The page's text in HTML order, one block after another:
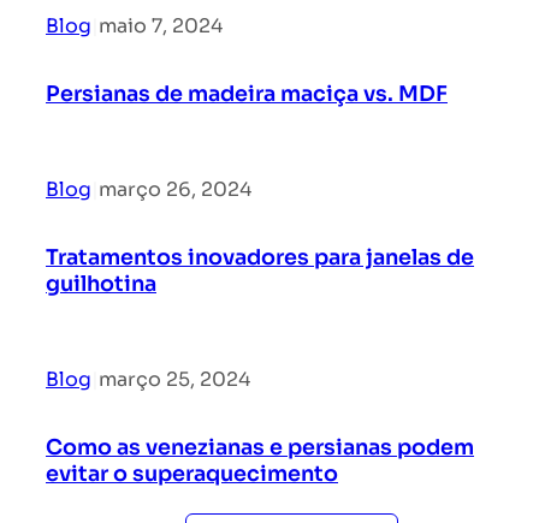
Blog maio 7, 2024
Persianas de madeira maciça vs. MDF
Blog março 26, 2024
Tratamentos inovadores para janelas de
guilhotina
Blog março 25, 2024
Como as venezianas e persianas podem
evitar o superaquecimento